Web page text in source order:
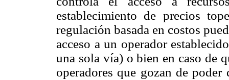
establecimiento de precios
regulación basada en costos
acceso a un operador
una sola vía) o bien en caso de
operadores que gozan de